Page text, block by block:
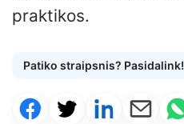
praktikos.
Patiko straipsnis? Pasidalink!